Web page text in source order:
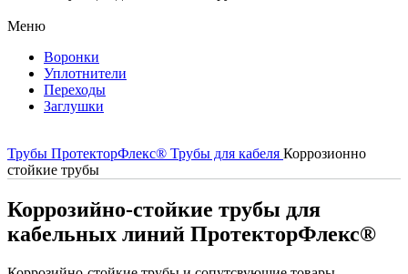
Меню
Воронки
Уплотнители
Переходы
Заглушки
Трубы ПротекторФлекс® Трубы для кабеля Коррозионно
стойкие трубы
Коррозийно-стойкие трубы для
кабельных линий ПротекторФлекс®